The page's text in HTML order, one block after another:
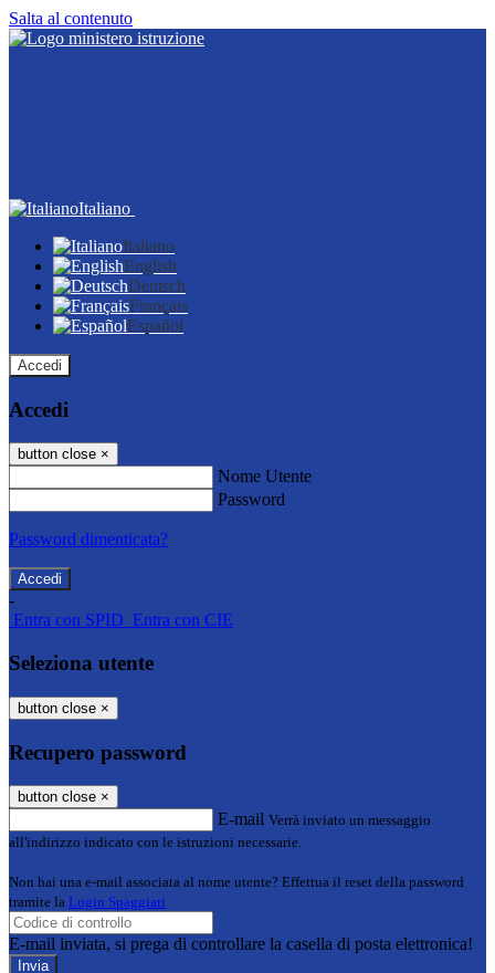
Salta al contenuto
Italiano
Italiano
English
Deutsch
Français
Español
Accedi
Accedi
button close ×
Nome Utente
Password
Password dimenticata?
-
Entra con SPID Entra con CIE
Seleziona utente
button close ×
Recupero password
button close ×
E-mail Verrà inviato un messaggio
all'indirizzo indicato con le istruzioni necessarie.
Non hai una e-mail associata al nome utente? Effettua il reset della password
tramite la Login Spaggiari
E-mail inviata, si prega di controllare la casella di posta elettronica!